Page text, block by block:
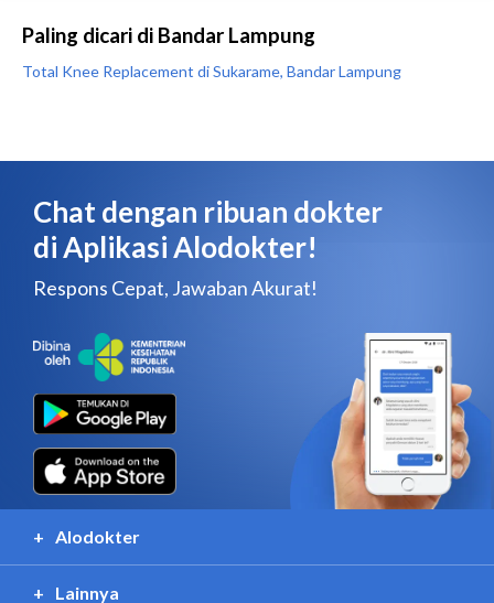
Paling dicari di Bandar Lampung
Total Knee Replacement di Sukarame, Bandar Lampung